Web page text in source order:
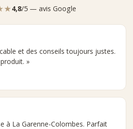
4,8/5 — avis Google
et des conseils toujours justes.
»
à La Garenne-Colombes. Parfait